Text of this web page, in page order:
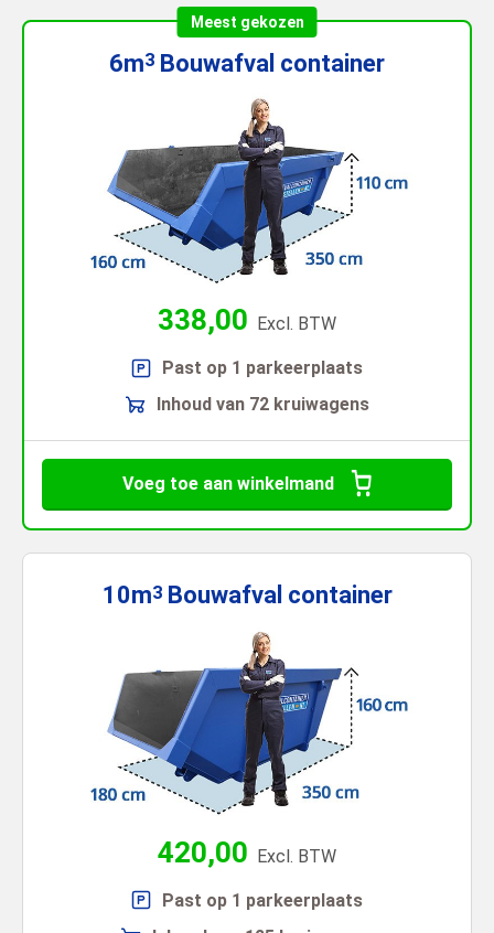
Meest gekozen
6m3 Bouwafval container
338,00 Excl. BTW
Past op 1 parkeerplaats
Inhoud van 72 kruiwagens
Voeg toe aan winkelmand
10m3 Bouwafval container
420,00 Excl. BTW
Past op 1 parkeerplaats